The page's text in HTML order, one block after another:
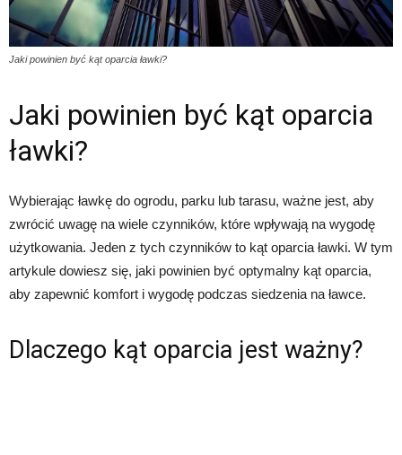
Jaki powinien być kąt oparcia ławki?
Jaki powinien być kąt oparcia
ławki?
Wybierając ławkę do ogrodu, parku lub tarasu, ważne jest, aby
zwrócić uwagę na wiele czynników, które wpływają na wygodę
użytkowania. Jeden z tych czynników to kąt oparcia ławki. W tym
artykule dowiesz się, jaki powinien być optymalny kąt oparcia,
aby zapewnić komfort i wygodę podczas siedzenia na ławce.
Dlaczego kąt oparcia jest ważny?